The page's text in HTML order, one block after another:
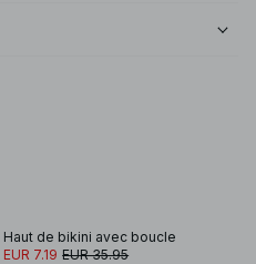
Haut de bikini avec boucle
EUR 7.19 EUR 35.95